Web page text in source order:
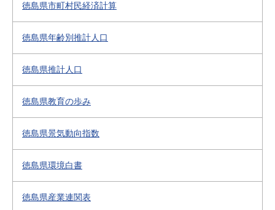
徳島県市町村民経済計算
徳島県年齢別推計人口
徳島県推計人口
徳島県教育の歩み
徳島県景気動向指数
徳島県環境白書
徳島県産業連関表